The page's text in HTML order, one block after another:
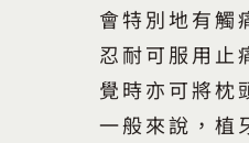
會特別地有觸
忍耐可服用止
覺時亦可將枕
一般來說，植